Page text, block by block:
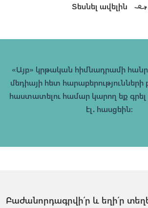
Տեսնել ավելին
«Այբ» կրթական հիմնադրամի
մեդիայի հետ
հաստատելու համար կարող եք գրել
էլ․ հասցեին։
Բաժանորդագրվի՛ր և եղի՛ր